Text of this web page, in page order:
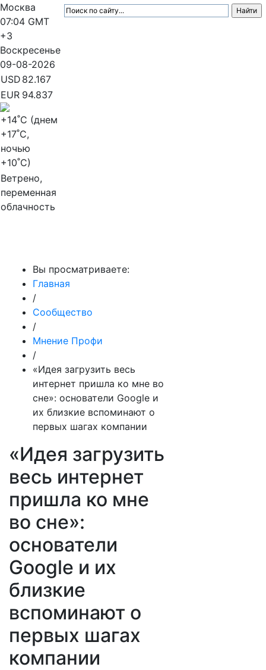
Москва
07:04 GMT
+3
Воскресенье
09-08-2026
USD 82.167
EUR 94.837
+14˚C (днем
+17˚C,
ночью
+10˚C)
Ветрено,
переменная
облачность
Вы просматриваете:
Главная
/
Сообщество
/
Мнение Профи
/
«Идея загрузить весь
интернет пришла ко мне во
сне»: основатели Google и
их близкие вспоминают о
первых шагах компании
«Идея загрузить
весь интернет
пришла ко мне
во сне»:
основатели
Google и их
близкие
вспоминают о
первых шагах
компании